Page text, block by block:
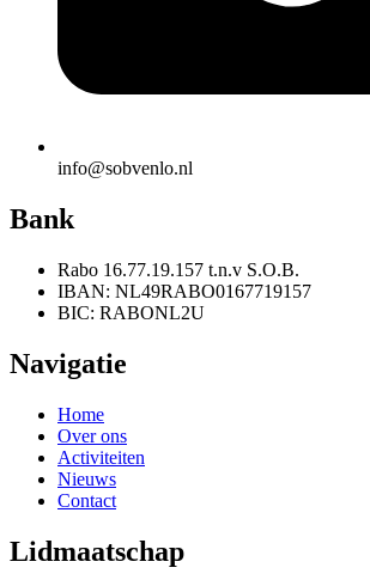
info@sobvenlo.nl
Bank
Rabo 16.77.19.157 t.n.v S.O.B.
IBAN: NL49RABO0167719157
BIC: RABONL2U
Navigatie
Home
Over ons
Activiteiten
Nieuws
Contact
Lidmaatschap